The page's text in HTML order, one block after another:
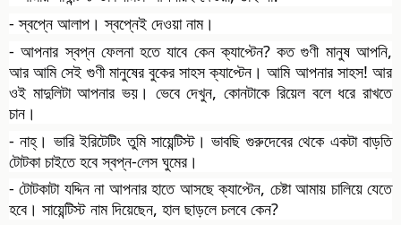
- স্বপ্নে আলাপ। স্বপ্নেই দেওয়া নাম।
- আপনার স্বপ্ন ফেলনা হতে যাবে কেন ক্যাপ্টেন? কত গুণী মানুষ আপনি,
আর আমি সেই গুণী মানুষের বুকের সাহস ক্যাপ্টেন। আমি আপনার সাহস! আর
ওই মাদুলিটা আপনার ভয়। ভেবে দেখুন, কোনটাকে রিয়েল বলে ধরে রাখতে
চান।
- নাহ্‌। ভারি ইরিটেটিং তুমি সায়েন্টিস্ট। ভাবছি গুরুদেবের থেকে একটা বাড়তি
টোটকা চাইতে হবে স্বপ্ন-লেস ঘুমের।
- টোটকাটা যদ্দিন না আপনার হাতে আসছে ক্যাপ্টেন, চেষ্টা আমায় চালিয়ে যেতে
হবে। সায়েন্টিস্ট নাম দিয়েছেন, হাল ছাড়লে চলবে কেন?